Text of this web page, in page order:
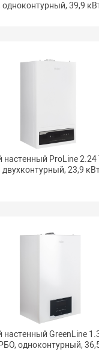
одноконтурный, 39,9
настенный ProLine 2.24
двухконтурный, 23,9
настенный GreenLine
одноконтурный,